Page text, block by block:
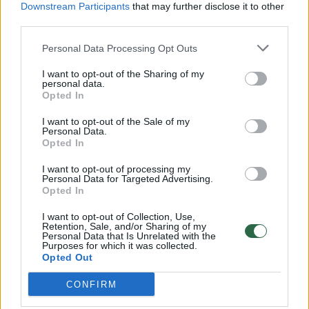
Downstream Participants that may further disclose it to other
Personal Data Processing Opt Outs
I want to opt-out of the Sharing of my
personal data.
Opted In
I want to opt-out of the Sale of my
Personal Data.
Opted In
I want to opt-out of processing my
Personal Data for Targeted Advertising.
Opted In
I want to opt-out of Collection, Use,
Retention, Sale, and/or Sharing of my
Personal Data that Is Unrelated with the
Purposes for which it was collected.
Opted Out
CONFIRM
00:00:57
32 laipsnių šilumos
Žinios | Orai
V. Zalužno pasisakymą laiko bandymu įsitvirtinti
Ukrainos politikoje: jis yra neteisus
savaitę: karščiai atsitrauks
Žinios | Orai